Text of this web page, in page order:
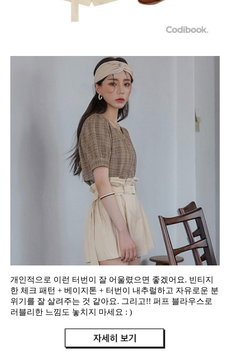
개인적으로 이런 터번이 잘 어울렸으면 좋겠어요. 빈티지
한 체크 패턴 + 베이지톤 + 터번이 내추럴하고 자유로운 분
위기를 잘 살려주는 것 같아요. 그리고!! 퍼프 블라우스로
러블리한 느낌도 놓치지 마세요 : )